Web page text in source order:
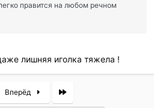
правится на любом речном
лишняя иголка тяжела !
Вперёд Last